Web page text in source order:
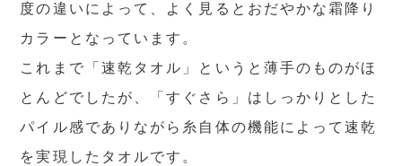
度の違いによって、よく見るとおだやかな霜降り
カラーとなっています。
これまで「速乾タオル」というと薄手のものがほ
とんどでしたが、「すぐさら」はしっかりとした
パイル感でありながら糸自体の機能によって速乾
を実現したタオルです。